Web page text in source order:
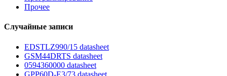
Прочее
Случайные записи
EDSTLZ990/15 datasheet
GSM44DRTS datasheet
0594360000 datasheet
GPP60D-E3/73 datasheet